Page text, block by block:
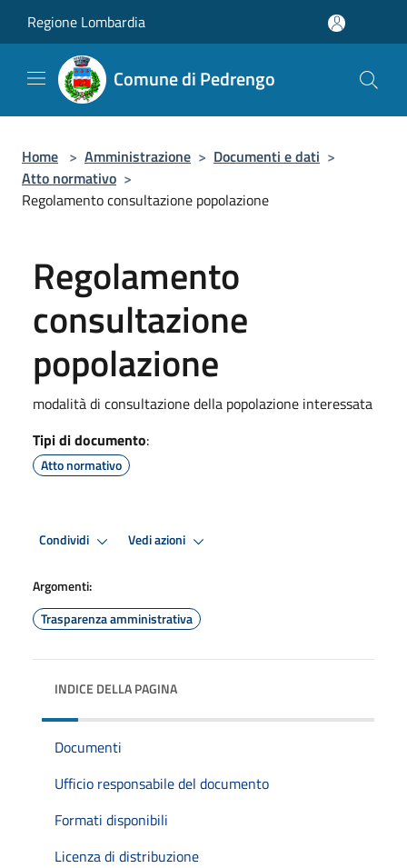
Regione Lombardia
Comune di Pedrengo
Home > Amministrazione > Documenti e dati >
Atto normativo >
Regolamento consultazione popolazione
Regolamento
consultazione
popolazione
modalità di consultazione della popolazione interessata
Tipi di documento:
Atto normativo
Condividi Vedi azioni
Argomenti:
Trasparenza amministrativa
INDICE DELLA PAGINA
Documenti
Ufficio responsabile del documento
Formati disponibili
Licenza di distribuzione